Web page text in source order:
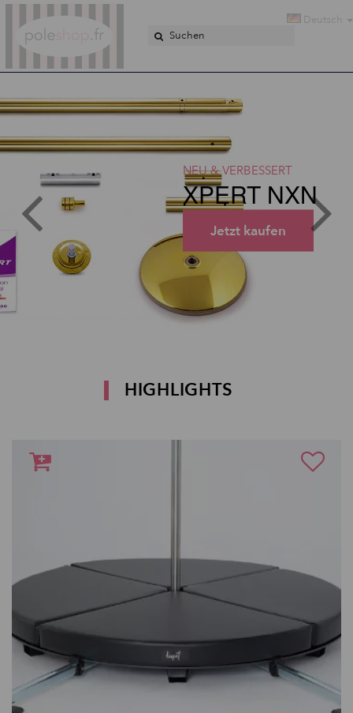
Deutsch
NEU & VERBESSERT
XPERT NXN
Jetzt kaufen
HIGHLIGHTS